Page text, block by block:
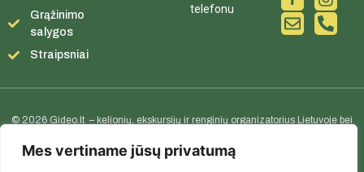
Mes vertiname jūsų privatumą
Grąžinimo
salygos
Straipsniai
telefonu
© 2026 Gideo.lt – kelionių, ekskursijų ir renginių organizatorius Lietuvoje bei